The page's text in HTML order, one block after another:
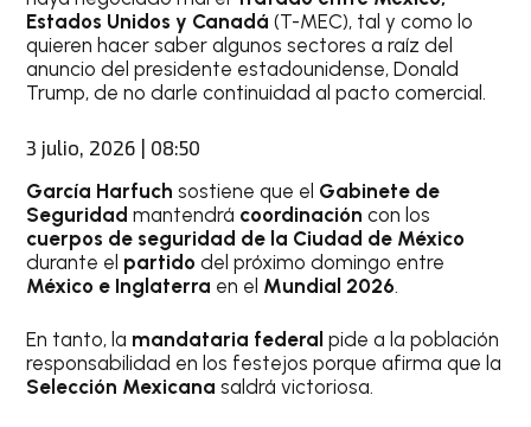
Estados Unidos y Canadá (T-MEC), tal y como lo
quieren hacer saber algunos sectores a raíz del
anuncio del presidente estadounidense, Donald
Trump, de no darle continuidad al pacto comercial.
3 julio, 2026 | 08:50
García Harfuch sostiene que el Gabinete de
Seguridad mantendrá coordinacióncon los
cuerpos de seguridad de la Ciudad de México
durante el partidodel próximo domingo entre
México e Inglaterra en el Mundial 2026.
En tanto, la mandataria federal pide a la población
responsabilidad en los festejos porque afirma que la
Selección Mexicana saldrá victoriosa.